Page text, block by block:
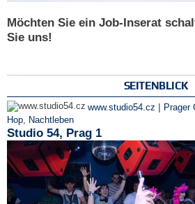
Möchten Sie ein Job-Inserat
Sie uns!
SEITENBLICK
www.studio54.cz | Prager
Hop, Nachtleben
Studio 54, Prag 1